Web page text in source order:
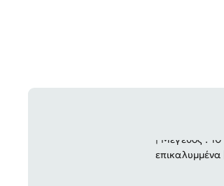
| Μέγεθος : 10